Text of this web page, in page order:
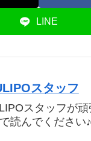
LINE
スタッフ
スタッフが
読んでください